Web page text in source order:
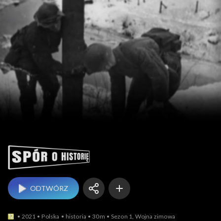
Spór o historię
ODTWÓRZ
2021 Polska historia 30m Sezon 1, Wojna zimowa